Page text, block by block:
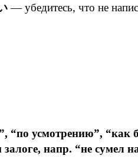
— убедитесь, что не
“по усмотрению”,
напр. “не сумел